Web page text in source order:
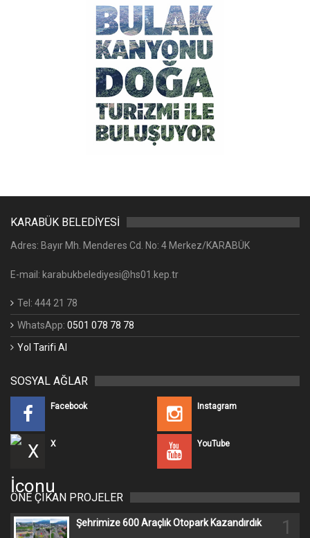
KARABÜK BELEDİYESİ
Adres: Bayır Mh. Menderes Cd. No: 4 Merkez/KARABÜK
E-mail: karabukbelediyesi@hs01.kep.tr
Tel: 444 21 78
WhatsApp: 0501 078 78 78
Yol Tarifi Al
SOSYAL AĞLAR
Facebook Instagram
X YouTube
ÖNE ÇIKAN PROJELER
Şehrimize 600 Araçlık Otopark Kazandırdık 1